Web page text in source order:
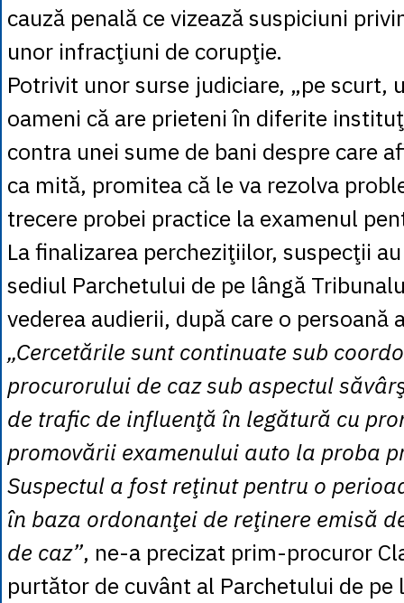
cauză penală ce vizează suspiciuni
unor infracţiuni de corupţie.
Potrivit unor surse judiciare, „pe scurt,
oameni că are prieteni în diferite
contra unei sume de bani despre care
ca mită, promitea că le va rezolva
trecere probei practice la examenul
La finalizarea percheziţiilor, suspecţii
sediul Parchetului de pe lângă
vederea audierii, după care o persoană
„Cercetările sunt continuate sub
procurorului de caz sub aspectul
de trafic de influenţă în legătură cu
promovării examenului auto la proba
Suspectul a fost reţinut pentru o
în baza ordonanţei de reţinere emisă
de caz”, ne-a precizat prim-procuror
purtător de cuvânt al Parchetului de pe